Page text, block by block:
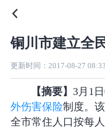

铜川市建立全
更新时间： 2017-08-27 08:33
【摘要】 3月1
外伤害保险制度。
全市常住人口按每